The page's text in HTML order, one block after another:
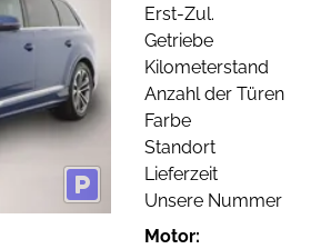
Erst-Zul.
Getriebe
Kilometerstand
Anzahl der Türen
Farbe
Standort
Lieferzeit
Unsere Nummer
Motor: